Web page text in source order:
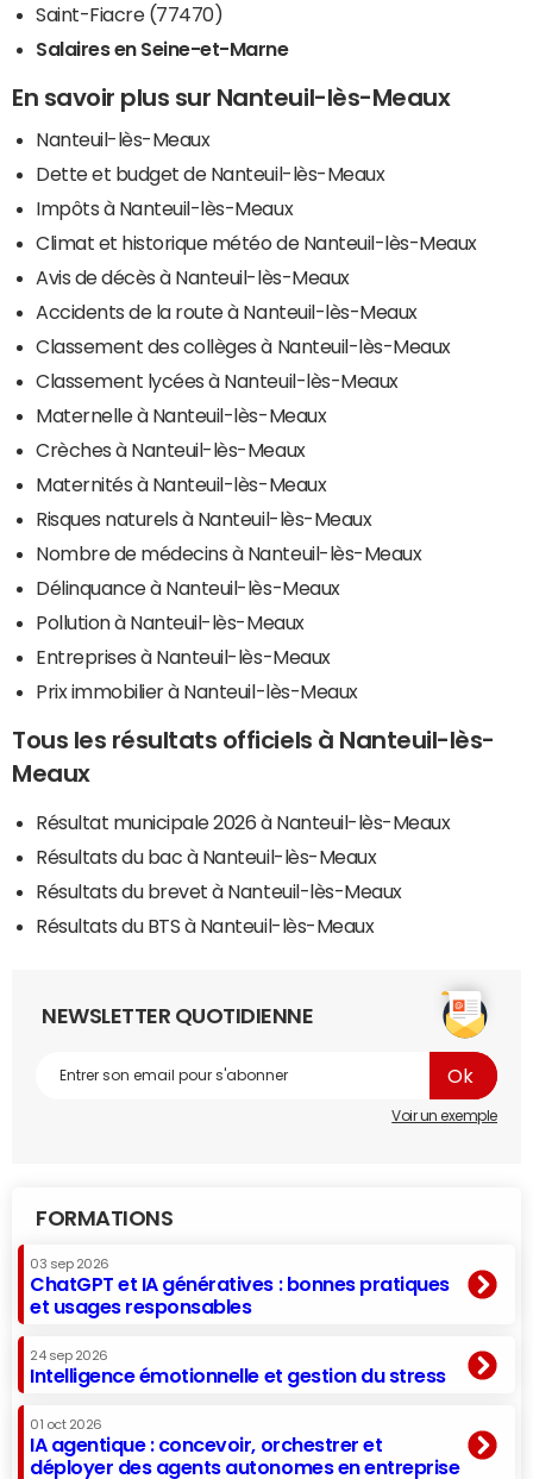
Saint-Fiacre (77470)
Salaires en Seine-et-Marne
En savoir plus sur Nanteuil-lès-Meaux
Nanteuil-lès-Meaux
Dette et budget de Nanteuil-lès-Meaux
Impôts à Nanteuil-lès-Meaux
Climat et historique météo de Nanteuil-lès-Meaux
Avis de décès à Nanteuil-lès-Meaux
Accidents de la route à Nanteuil-lès-Meaux
Classement des collèges à Nanteuil-lès-Meaux
Classement lycées à Nanteuil-lès-Meaux
Maternelle à Nanteuil-lès-Meaux
Crèches à Nanteuil-lès-Meaux
Maternités à Nanteuil-lès-Meaux
Risques naturels à Nanteuil-lès-Meaux
Nombre de médecins à Nanteuil-lès-Meaux
Délinquance à Nanteuil-lès-Meaux
Pollution à Nanteuil-lès-Meaux
Entreprises à Nanteuil-lès-Meaux
Prix immobilier à Nanteuil-lès-Meaux
Tous les résultats officiels à Nanteuil-lès-
Meaux
Résultat municipale 2026 à Nanteuil-lès-Meaux
Résultats du bac à Nanteuil-lès-Meaux
Résultats du brevet à Nanteuil-lès-Meaux
Résultats du BTS à Nanteuil-lès-Meaux
NEWSLETTER QUOTIDIENNE
Voir un exemple
FORMATIONS
03 sep 2026
ChatGPT et IA génératives : bonnes pratiques
et usages responsables
24 sep 2026
Intelligence émotionnelle et gestion du stress
01 oct 2026
IA agentique : concevoir, orchestrer et
déployer des agents autonomes en entreprise